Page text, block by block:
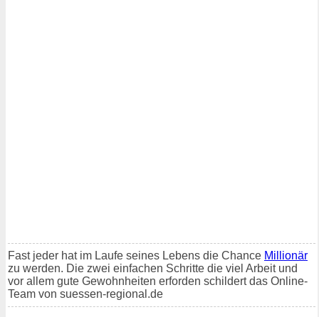
Fast jeder hat im Laufe seines Lebens die Chance Millionär
zu werden. Die zwei einfachen Schritte die viel Arbeit und
vor allem gute Gewohnheiten erforden schildert das Online-
Team von suessen-regional.de